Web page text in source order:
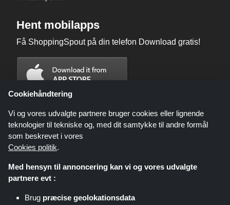
Hent mobilapps
Få ShoppingSpout på din telefon Download gratis!
Shoppingspout.com/dk eller dets personale er ikke involveret, når du
Cookiehåndtering
Vi og vores udvalgte partnere bruger cookies eller lignende
teknologier til tekniske og, med dit samtykke til andre formål
som beskrevet i vores
Cookies politik.
Med hensyn til annoncering kan vi og vores udvalgte
partnere evt :
Brug præcise geolokationsdata